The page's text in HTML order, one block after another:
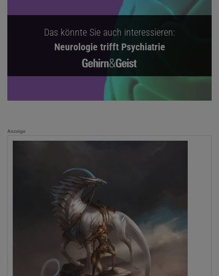
Das könnte Sie auch interessieren:
Neurologie trifft Psychiatrie
Anzeige